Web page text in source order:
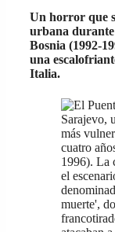
Un horror que
urbana
Bosnia (1992-
una
Italia.